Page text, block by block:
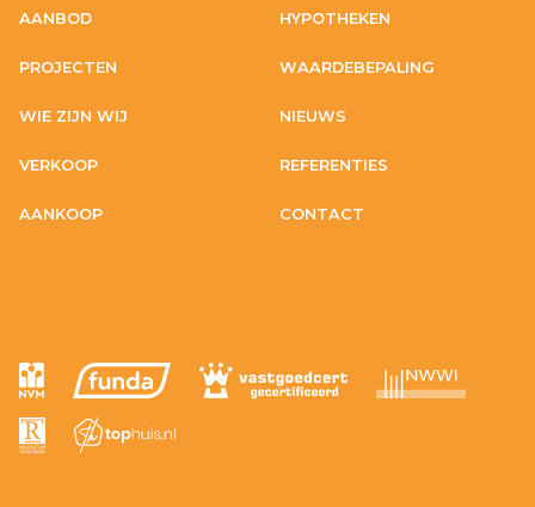
AANBOD
PROJECTEN
WIE ZIJN WIJ
VERKOOP
AANKOOP
HYPOTHEKEN
WAARDEBEPALING
NIEUWS
REFERENTIES
CONTACT